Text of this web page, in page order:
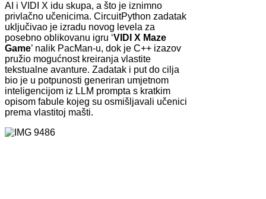
AI i VIDI X idu skupa, a što je iznimno
privlačno učenicima. CircuitPython zadatak
uključivao je izradu novog levela za
posebno oblikovanu igru ‘VIDI X Maze
Game’ nalik PacMan-u, dok je C++ izazov
pružio mogućnost kreiranja vlastite
tekstualne avanture. Zadatak i put do cilja
bio je u potpunosti generiran umjetnom
inteligencijom iz LLM prompta s kratkim
opisom fabule kojeg su osmišljavali učenici
prema vlastitoj mašti.